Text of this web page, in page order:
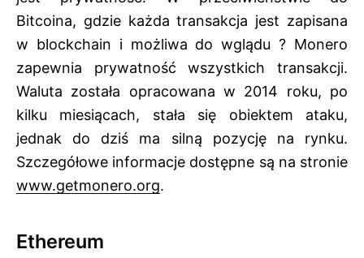
Bitcoina, gdzie każda transakcja jest zapisana
w blockchain i możliwa do wglądu ? Monero
zapewnia prywatność wszystkich transakcji.
Waluta została opracowana w 2014 roku, po
kilku miesiącach, stała się obiektem ataku,
jednak do dziś ma silną pozycję na rynku.
Szczegółowe informacje dostępne są na stronie
www.getmonero.org.
Ethereum